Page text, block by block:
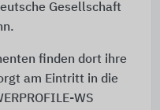
Gesellschaft
finden dort ihre
am Eintritt in die
WS